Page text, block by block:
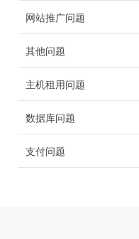
网站推广问题
其他问题
主机租用问题
数据库问题
支付问题